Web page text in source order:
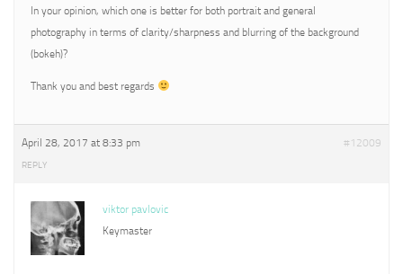
In your opinion, which one is better for both portrait and general
photography in terms of clarity/sharpness and blurring of the background
(bokeh)?
Thank you and best regards
April 28, 2017 at 8:33 pm #12009
REPLY
viktor pavlovic
Keymaster